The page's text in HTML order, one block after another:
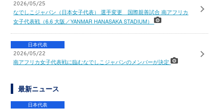
2026/05/25
なでしこジャパン（日本女子代表） 選手変更 国際親善試合 南アフリカ
女子代表戦（6.6 大阪／YANMAR HANASAKA STADIUM）
日本代表
2026/05/22
南アフリカ女子代表戦に臨むなでしこジャパンのメンバーが決定
最新ニュース
日本代表